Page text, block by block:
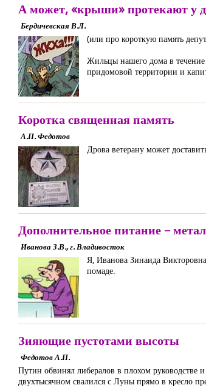
А может, «крыши» протекают у
Бердичевская В.Л.
(или про короткую память
Жильцы нашего дома в течение
придомовой территории и
Коротка священная память
А.П. Федотов
Дрова ветерану может
Дополнительное питание –
Иванова З.В., г. Владивосток
Я, Иванова Зинаида
помаде.
Зияющие пустотами высоты
Федотов А.П.
Путин обвинял либералов в плохом
двухтысячном свалился с Луны прямо в кресло